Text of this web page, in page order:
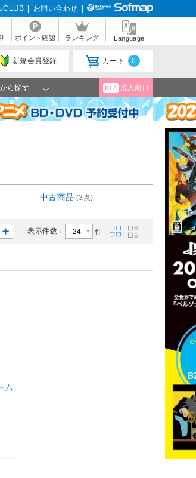
CLUB お問い合わせ
ポイント確認 ランキング Language
新規会員登録 カート 0
ら探す R18 成人向け
中古商品 (3点)
表示件数： 件
ム